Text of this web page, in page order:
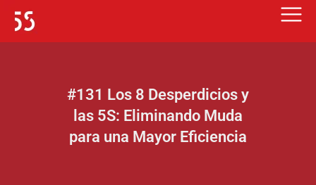
#131 Los 8 Desperdicios y
las 5S: Eliminando Muda
para una Mayor Eficiencia